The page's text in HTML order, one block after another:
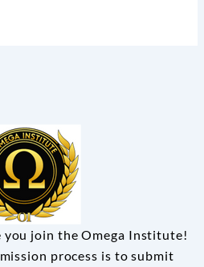
you join the Omega Institute!
process is to submit